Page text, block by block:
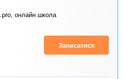
онлайн школа
Записатися